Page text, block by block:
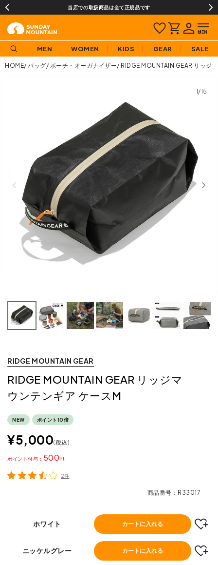
当店での取扱商品は全て正規品です
MEN WOMEN KIDS GEAR SALE
HOME バッグ ポーチ・オーガナイザー RIDGE MOUNTAIN GEAR リッジ
1/15
RIDGE MOUNTAIN GEAR
RIDGE MOUNTAIN GEAR リッジマ
ウンテンギア ケースM
NEW ポイント10倍
¥5,000 税込
500
ポイント
2件
商品番号 R33017
ホワイト カートに入れる
ニッケルグレー カートに入れる